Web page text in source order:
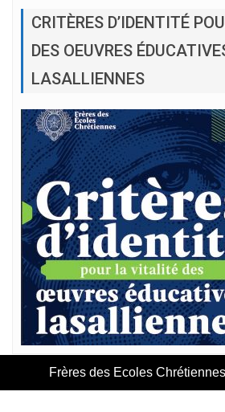
CRITÈRES D’IDENTITÉ
DES OEUVRES
LASALLIENNES
Frères des Ecoles